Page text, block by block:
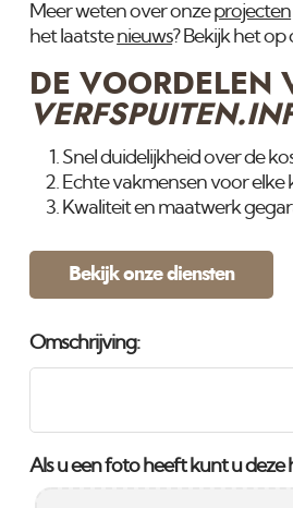
Meer weten over onzeprojecten
het laatstenieuws? Bekijk het op
DE VOORDELEN
Snel duidelijkheid over de
Echte vakmensen voor elke
Kwaliteit en maatwerk
Bekijk onze diensten
Omschrijving:
Als u een foto heeft kunt u deze